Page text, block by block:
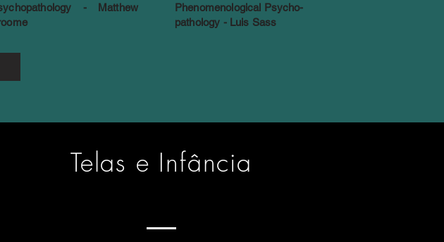
- Matthew
Phenomenological Psycho-
pathology - Luis Sass
Telas e Infância